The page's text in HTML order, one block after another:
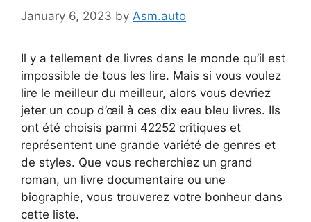
January 6, 2023 by Asm.auto
Il y a tellement de livres dans le monde qu’il est
impossible de tous les lire. Mais si vous voulez
lire le meilleur du meilleur, alors vous devriez
jeter un coup d’œil à ces dix eau bleu livres. Ils
ont été choisis parmi 42252 critiques et
représentent une grande variété de genres et
de styles. Que vous recherchiez un grand
roman, un livre documentaire ou une
biographie, vous trouverez votre bonheur dans
cette liste.